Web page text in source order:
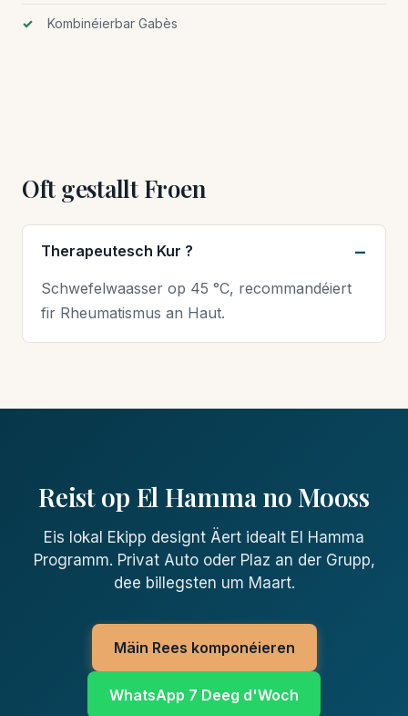
Kombinéierbar Gabès
Oft gestallt Froen
Therapeutesch Kur ?
Schwefelwaasser op 45 °C, recommandéiert
fir Rheumatismus an Haut.
Reist op El Hamma no Mooss
Eis lokal Ekipp designt Äert idealt El Hamma
Programm. Privat Auto oder Plaz an der Grupp,
dee billegsten um Maart.
Mäin Rees komponéieren
WhatsApp 7 Deeg d'Woch